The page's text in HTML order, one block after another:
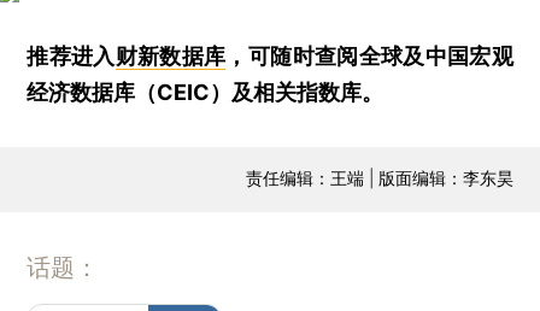
推荐进入财新数据库 ，可随时查阅全球及中国宏观
经济数据库（CEIC）及相关指数库。
责任编辑：王端 | 版面编辑：李东昊
话题：